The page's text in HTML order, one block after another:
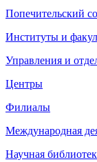
Попечительский
Институты и
Управления и
Центры
Филиалы
Международная
Научная